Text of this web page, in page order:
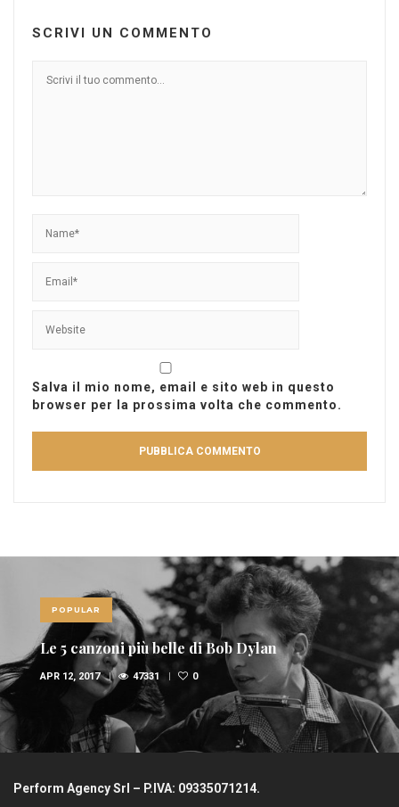
SCRIVI UN COMMENTO
Salva il mio nome, email e sito web in questo
browser per la prossima volta che commento.
POPULAR
Le 5 canzoni più belle di Bob Dylan
APR 12, 2017 47331 0
Perform Agency Srl – P.IVA: 09335071214.